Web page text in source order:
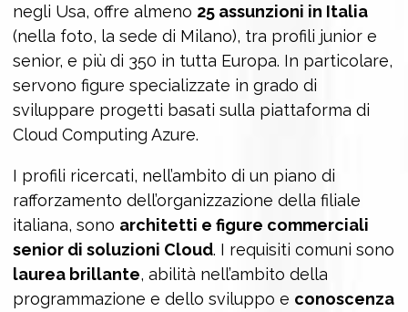
negli Usa, offre almeno 25 assunzioni in Italia
(nella foto, la sede di Milano), tra profili junior e
senior, e più di 350 in tutta Europa. In particolare,
servono figure specializzate in grado di
sviluppare progetti basati sulla piattaforma di
Cloud Computing Azure.
I profili ricercati, nell’ambito di un piano di
rafforzamento dell’organizzazione della filiale
italiana, sono architetti e figure commerciali
senior di soluzioni Cloud. I requisiti comuni sono
laurea brillante, abilità nell’ambito della
programmazione e dello sviluppo e conoscenza